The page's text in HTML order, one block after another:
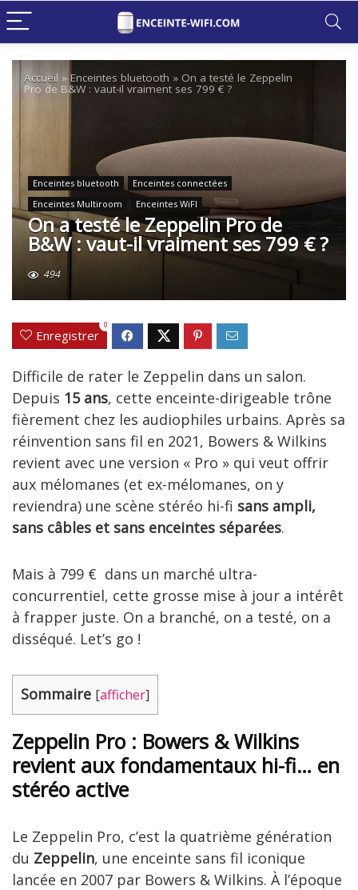
Accueil » Enceintes bluetooth » On a testé le Zeppelin
Pro de B&W : vaut-il vraiment ses 799 € ?
Enceintes bluetooth
Enceintes connectées
Enceintes Multiroom
Enceintes WiFI
On a testé le Zeppelin Pro de
B&W : vaut-il vraiment ses 799 € ?
494
Enregistrer
0
Difficile de rater le Zeppelin dans un salon.
Depuis 15 ans, cette enceinte-dirigeable trône
fièrement chez les audiophiles urbains. Après sa
réinvention sans fil en 2021, Bowers & Wilkins
revient avec une version « Pro » qui veut offrir
aux mélomanes (et ex-mélomanes, on y
reviendra) une scène stéréo hi-fi sans ampli,
sans câbles et sans enceintes séparées.
Mais à 799 € dans un marché ultra-
concurrentiel, cette grosse mise à jour a intérêt
à frapper juste. On a branché, on a testé, on a
disséqué. Let’s go !
Sommaire [afficher]
Zeppelin Pro : Bowers & Wilkins
revient aux fondamentaux hi-fi… en
stéréo active
Le Zeppelin Pro, c’est la quatrième génération
du Zeppelin, une enceinte sans fil iconique
lancée en 2007 par Bowers & Wilkins. À l’époque